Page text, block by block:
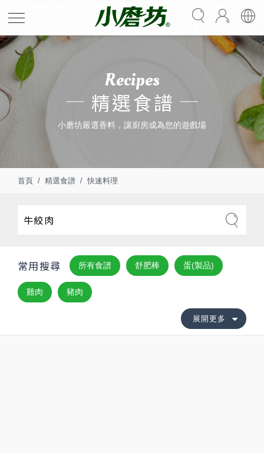
Recipes
精選食譜
小磨坊嚴選香料，讓廚房成為您的遊戲場
首頁 精選食譜 快速料理
常用搜尋 所有食譜 舒肥棒 蛋(製品)
雞肉 豬肉
展開更多